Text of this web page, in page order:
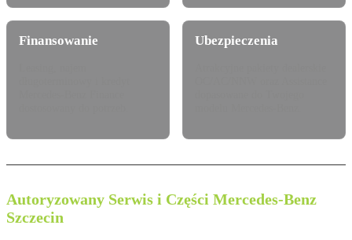
Finansowanie Ubezpieczenia
Autoryzowany Serwis i Części Mercedes-Benz
Szczecin